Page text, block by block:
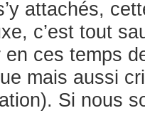
attachés,
c’est tout
en ces temps
mais aussi
Si nous